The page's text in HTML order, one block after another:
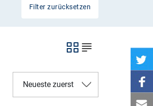
Filter zurücksetzen
Neueste zuerst